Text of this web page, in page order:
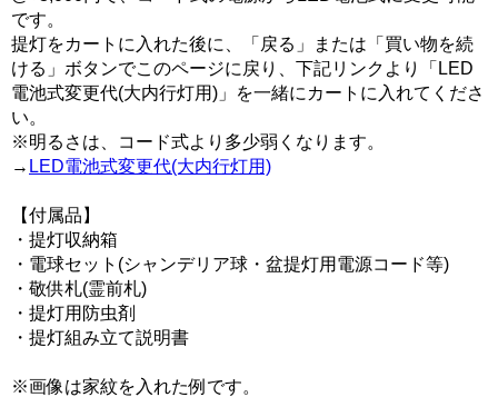
です。
提灯をカートに入れた後に、「戻る」または「買い物を続
ける」ボタンでこのページに戻り、下記リンクより「LED
電池式変更代(大内行灯用)」を一緒にカートに入れてくださ
い。
※明るさは、コード式より多少弱くなります。
→ LED電池式変更代(大内行灯用)
【付属品】
・提灯収納箱
・電球セット(シャンデリア球・盆提灯用電源コード等)
・敬供札(霊前札)
・提灯用防虫剤
・提灯組み立て説明書
※画像は家紋を入れた例です。